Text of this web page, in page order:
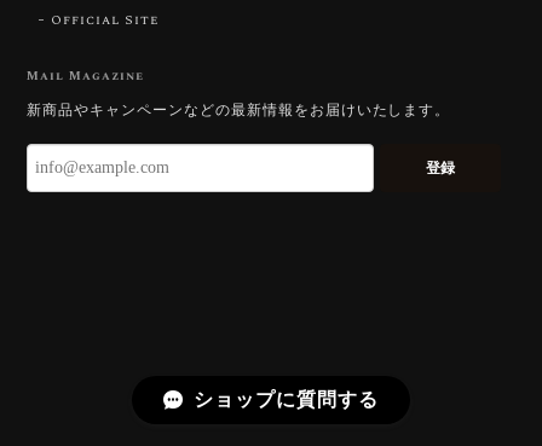
2026/07/21
久しぶりに買えました。 相変わらずギラッギラで素晴
言葉として受け取りました。
Official Site
Mail Magazine
新商品やキャンペーンなどの最新情報をお届けいたします。
登録
ショップに質問する